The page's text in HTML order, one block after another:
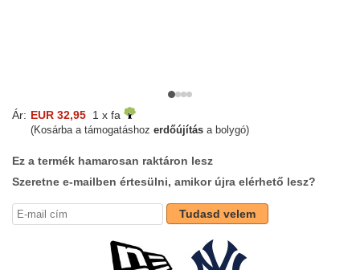
Ár: EUR 32,95 1 x fa
(Kosárba a támogatáshoz erdőújítás a bolygó)
Ez a termék hamarosan raktáron lesz
Szeretne e-mailben értesülni, amikor újra elérhető lesz?
Tudasd velem